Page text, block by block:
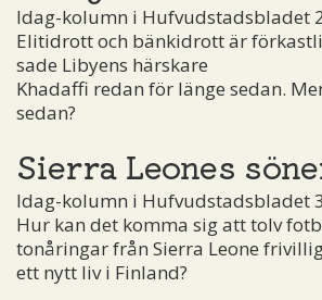
Idag-kolumn i Hufvudstadsbladet
Elitidrott och bänkidrott är
sade Libyens härskare
Khadaffi redan för länge sedan.
sedan?
Sierra Leones
Idag-kolumn i Hufvudstadsbladet
Hur kan det komma sig att tolv
tonåringar från Sierra Leone
ett nytt liv i Finland?